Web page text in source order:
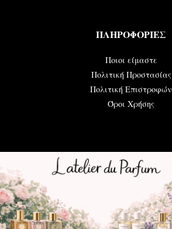
ΠΛΗΡΟΦΟΡΙΕΣ
Ποιοι είμαστε
Πολιτική Προστασίας
Πολιτική Επιστροφών
Όροι Χρήσης